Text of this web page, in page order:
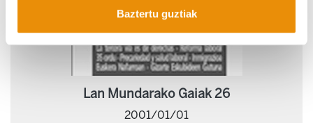
Baztertu guztiak
Lan Mundarako Gaiak 26
2001/01/01